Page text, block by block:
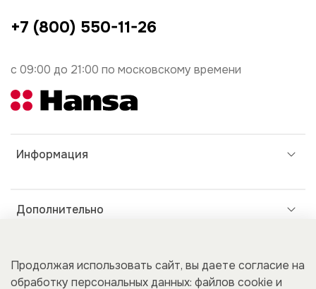
Информация
Дополнительно
Покупателям
с 09:00 до 21:00 по московскому времени
+7 (800) 550-11-26
Продолжая использовать сайт, вы даете согласие на
обработку персональных данных: файлов cookie и